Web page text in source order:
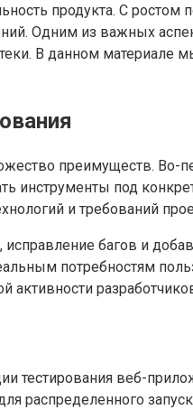
продукта. С ростом
Одним из важных
В данном материале
преимуществ. Во-
инструменты под
и требований
багов и
потребностям
активности
тестирования веб-
распределенного